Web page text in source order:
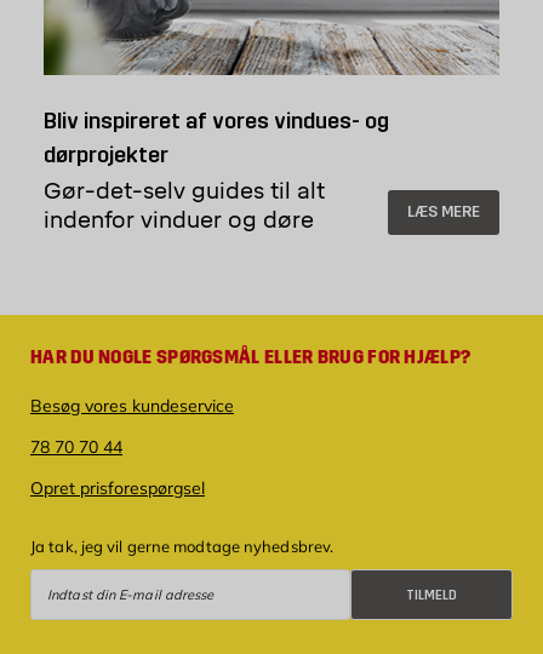
Bliv inspireret af vores vindues- og
dørprojekter
Gør-det-selv guides til alt
indenfor vinduer og døre
LÆS MERE
HAR DU NOGLE SPØRGSMÅL ELLER BRUG FOR HJÆLP?
Besøg vores kundeservice
78 70 70 44
Opret prisforespørgsel
Ja tak, jeg vil gerne modtage nyhedsbrev.
TILMELD